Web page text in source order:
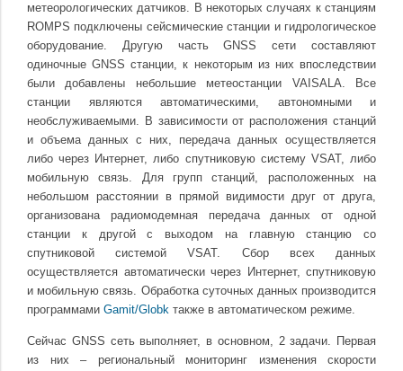
метеорологических датчиков. В некоторых случаях к станциям
ROMPS подключены сейсмические станции и гидрологическое
оборудование. Другую часть GNSS сети составляют
одиночные GNSS станции, к некоторым из них впоследствии
были добавлены небольшие метеостанции VAISALA. Все
станции являются автоматическими, автономными и
необслуживаемыми. В зависимости от расположения станций
и объема данных с них, передача данных осуществляется
либо через Интернет, либо спутниковую систему VSAT, либо
мобильную связь. Для групп станций, расположенных на
небольшом расстоянии в прямой видимости друг от друга,
организована радиомодемная передача данных от одной
станции к другой с выходом на главную станцию со
спутниковой системой VSAT. Сбор всех данных
осуществляется автоматически через Интернет, спутниковую
и мобильную связь. Обработка суточных данных производится
программами Gamit/Globk также в автоматическом режиме.
Сейчас GNSS сеть выполняет, в основном, 2 задачи. Первая
из них – региональный мониторинг изменения скорости